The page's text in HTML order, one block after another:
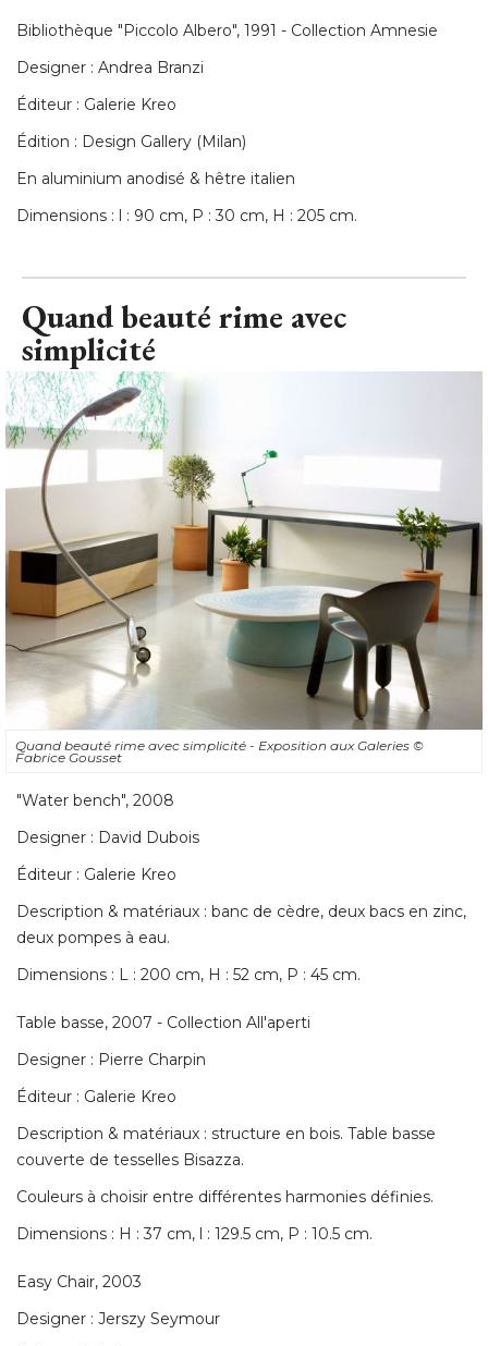
Bibliothèque "Piccolo Albero", 1991 - Collection Amnesie
Designer : Andrea Branzi
Éditeur : Galerie Kreo
Édition : Design Gallery (Milan)
En aluminium anodisé & hêtre italien
Dimensions : l : 90 cm, P : 30 cm, H : 205 cm.
Quand beauté rime avec
simplicité
Quand beauté rime avec simplicité - Exposition aux Galeries ©
Fabrice Gousset
"Water bench", 2008
Designer : David Dubois
Éditeur : Galerie Kreo
Description & matériaux : banc de cèdre, deux bacs en zinc,
deux pompes à eau.
Dimensions : L : 200 cm, H : 52 cm, P : 45 cm.
Table basse, 2007 - Collection All'aperti
Designer : Pierre Charpin
Éditeur : Galerie Kreo
Description & matériaux : structure en bois. Table basse
couverte de tesselles Bisazza.
Couleurs à choisir entre différentes harmonies définies.
Dimensions : H : 37 cm, l : 129.5 cm, P : 10.5 cm.
Easy Chair, 2003
Designer : Jerszy Seymour